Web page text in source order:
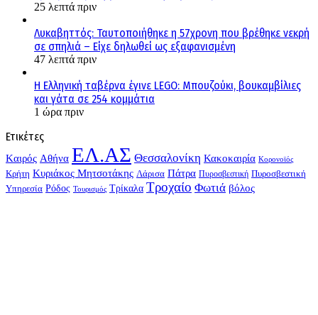
25 λεπτά πριν
Λυκαβηττός: Ταυτοποιήθηκε η 57χρονη που βρέθηκε νεκρή
σε σπηλιά – Είχε δηλωθεί ως εξαφανισμένη
47 λεπτά πριν
H Ελληνική ταβέρνα έγινε LEGO: Μπουζούκι, βουκαμβίλιες
και γάτα σε 254 κομμάτια
1 ώρα πριν
Ετικέτες
Kαιρός Αθήνα ΕΛ.ΑΣ Θεσσαλονίκη Κακοκαιρία Κορονοϊός
Κρήτη Κυριάκος Μητσοτάκης Λάρισα Πάτρα Πυροσβεστική Πυροσβεστική
Υπηρεσία Ρόδος Τουρισμός Τρίκαλα Τροχαίο Φωτιά βόλος